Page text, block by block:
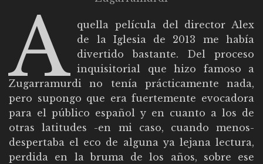
A
quella película del director Alex
de la Iglesia de 2013 me había
divertido bastante. Del proceso
inquisitorial que hizo famoso a
Zugarramurdi no tenía prácticamente nada,
pero supongo que era fuertemente evocadora
para el público español y en cuanto a los de
otras latitudes -en mi caso, cuando menos-
despertaba el eco de alguna ya lejana lectura,
perdida en la bruma de los años, sobre ese